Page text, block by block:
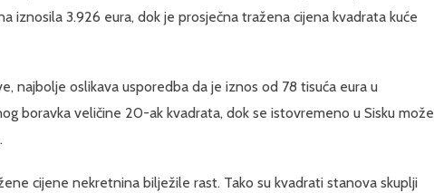
iznosila 3.926 eura, dok je prosječna tražena cijena kvadrata kuće
najbolje oslikava usporedba da je iznos od 78 tisuća eura u
boravka veličine 20-ak kvadrata, dok se istovremeno u Sisku može
cijene nekretnina bilježile rast. Tako su kvadrati stanova skuplji